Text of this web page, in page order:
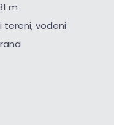
m
tereni, vodeni